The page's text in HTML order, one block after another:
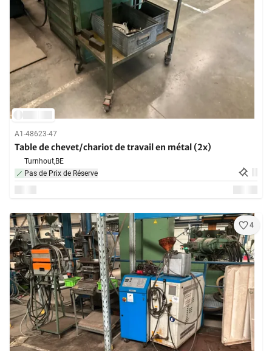
A1-48623-47
Table de chevet/chariot de travail en métal (2x)
Turnhout,BE
Pas de Prix de Réserve
4